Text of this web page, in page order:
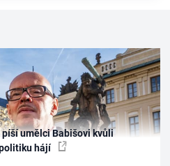
umělci Babišovi kvůli
hájí